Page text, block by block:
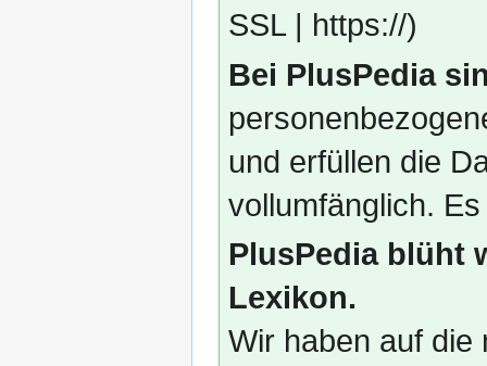
SSL | https://)
Bei PlusPedia
und erfüllen die
vollumfänglich.
PlusPedia blüht
Lexikon.
Wir haben auf die